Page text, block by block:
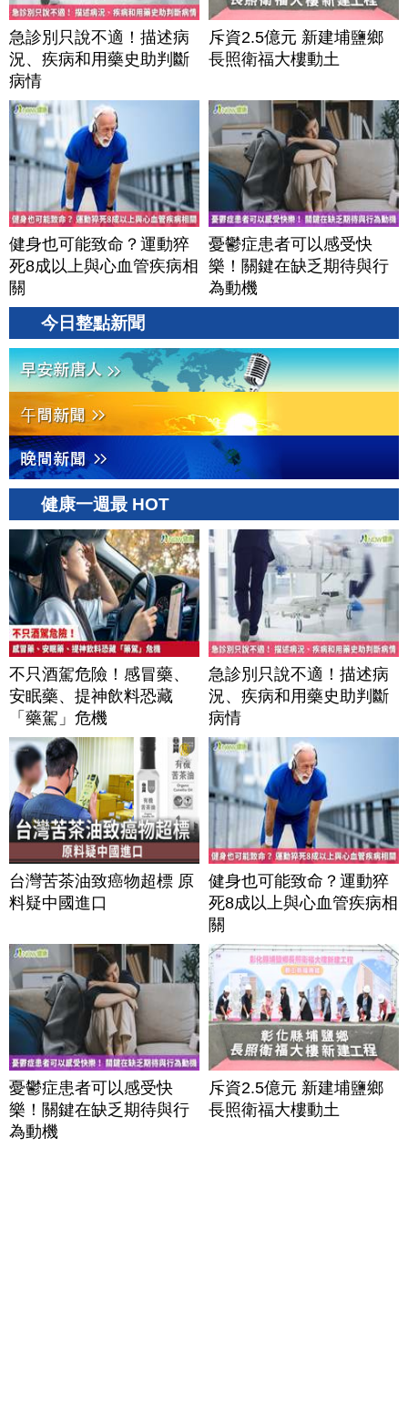
急診別只說不適！描述病
況、疾病和用藥史助判斷
病情
斥資2.5億元 新建埔鹽鄉
長照衛福大樓動土
健身也可能致命？運動猝
死8成以上與心血管疾病相
關
憂鬱症患者可以感受快
樂！關鍵在缺乏期待與行
為動機
今日整點新聞
健康一週最 HOT
不只酒駕危險！感冒藥、
安眠藥、提神飲料恐藏
「藥駕」危機
急診別只說不適！描述病
況、疾病和用藥史助判斷
病情
台灣苦茶油致癌物超標 原
料疑中國進口
健身也可能致命？運動猝
死8成以上與心血管疾病相
關
憂鬱症患者可以感受快
樂！關鍵在缺乏期待與行
為動機
斥資2.5億元 新建埔鹽鄉
長照衛福大樓動土